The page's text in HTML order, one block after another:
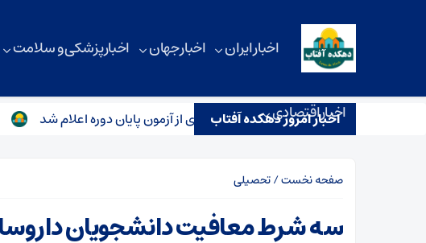
اخبار ایران اخبار جهان اخبار پزشکی و سلامت
اخبار اقتصادی
اخبار امروز دهکده آفتاب
معافیت دانشجویان داروسازی از آزمون پایان دوره اعلام شد سه دلیل
صفحه نخست/تحصیلی
سه شرط معافیت دانشجویان